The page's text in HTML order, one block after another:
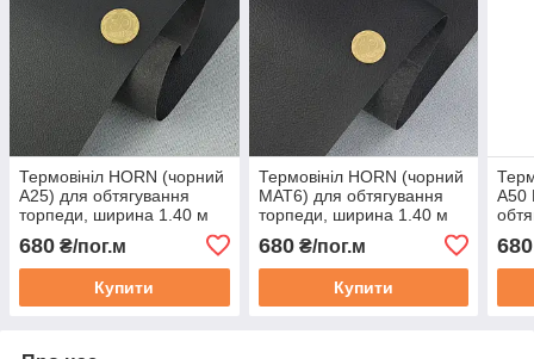
Термовініл HORN (чорний
A25) для обтягування
торпеди, ширина 1.40 м
680 ₴/пог.м
Купити
Термовініл HORN (чорний
MAT6) для обтягування
торпеди, ширина 1.40 м
680₴/пог.м
Купити
A50
680